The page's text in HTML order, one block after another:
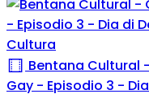
Bentana Cultural
Gay - Episodio 3 -